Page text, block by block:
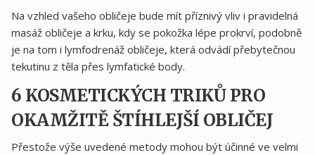
Na vzhled vašeho obličeje bude mít příznivý vliv i pravidelná
masáž obličeje a krku, kdy se pokožka lépe prokrví, podobně
je na tom i lymfodrenáž obličeje, která odvádí přebytečnou
tekutinu z těla přes lymfatické body.
6 KOSMETICKÝCH TRIKŮ PRO
OKAMŽITĚ ŠTÍHLEJŠÍ OBLIČEJ
Přestože výše uvedené metody mohou být účinné ve velmi